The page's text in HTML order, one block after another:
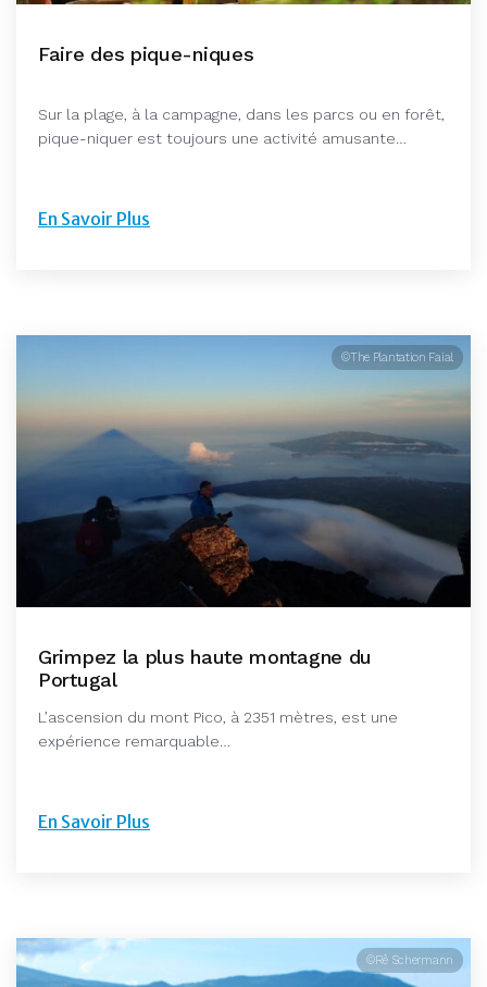
Faire des pique-niques
Sur la plage, à la campagne, dans les parcs ou en forêt,
pique-niquer est toujours une activité amusante…
En Savoir Plus
©The Plantation Faial
Grimpez la plus haute montagne du
Portugal
L’ascension du mont Pico, à 2351 mètres, est une
expérience remarquable…
En Savoir Plus
©Rê Schermann